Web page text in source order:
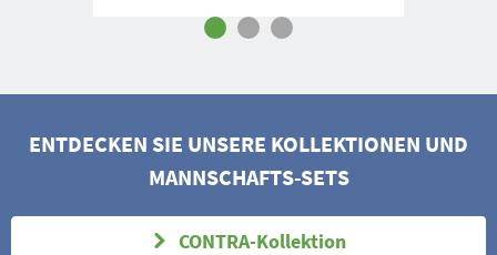
ENTDECKEN SIE UNSERE KOLLEKTIONEN UND
MANNSCHAFTS-SETS
CONTRA-Kollektion